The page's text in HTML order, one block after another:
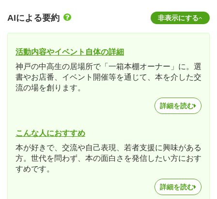
AIによる要約 非表示にする
活動内容やイベント自体の詳細
神戸の中高生の居場所で「一箱本棚オーナー」に。選
書やお店番、イベント開催等を通じて、本を介した交
流の場を創ります。
詳細を読む
こんな人におすすめ
本が好きで、交流や自己表現、若者支援に興味がある
方。世代を問わず、本の面白さを発信したい方におす
すめです。
詳細を読む